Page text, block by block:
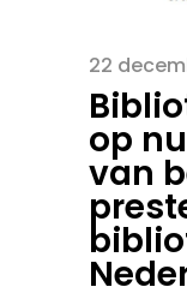
22
op
van